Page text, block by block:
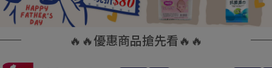
🔥🔥優惠商品搶先看🔥🔥